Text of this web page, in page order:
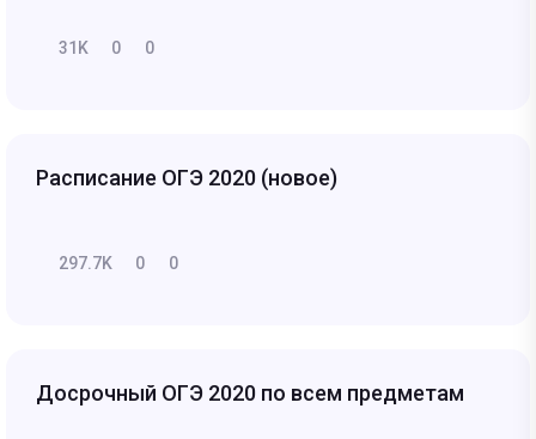
31K 0 0
Расписание ОГЭ 2020 (новое)
297.7K 0 0
Досрочный ОГЭ 2020 по всем предметам